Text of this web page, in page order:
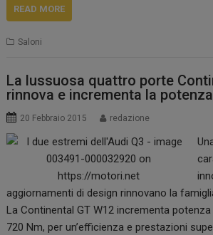
READ MORE
Saloni
La lussuosa quattro porte
rinnova e incrementa la
20 Febbraio 2015 redazione
aggiornamenti di design rinnovano la
La Continental GT W12 incrementa
720 Nm, per un’efficienza e prestazioni